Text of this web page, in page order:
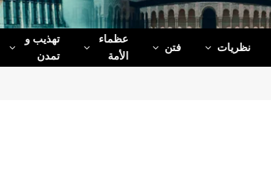
نظریات فتن
عظماء‌
الأمة
تهذیب و
تمدن